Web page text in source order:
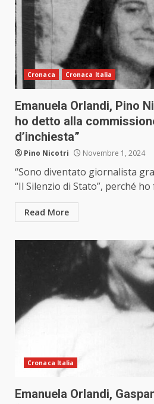
Cronaca Cronaca Italia
Emanuela Orlandi, Pino
ho detto alla
d’inchiesta”
Pino Nicotri Novembre 1, 2024
“Sono diventato giornalista
“Il Silenzio di Stato”, perché
Read More
Cronaca Italia
Emanuela Orlandi,